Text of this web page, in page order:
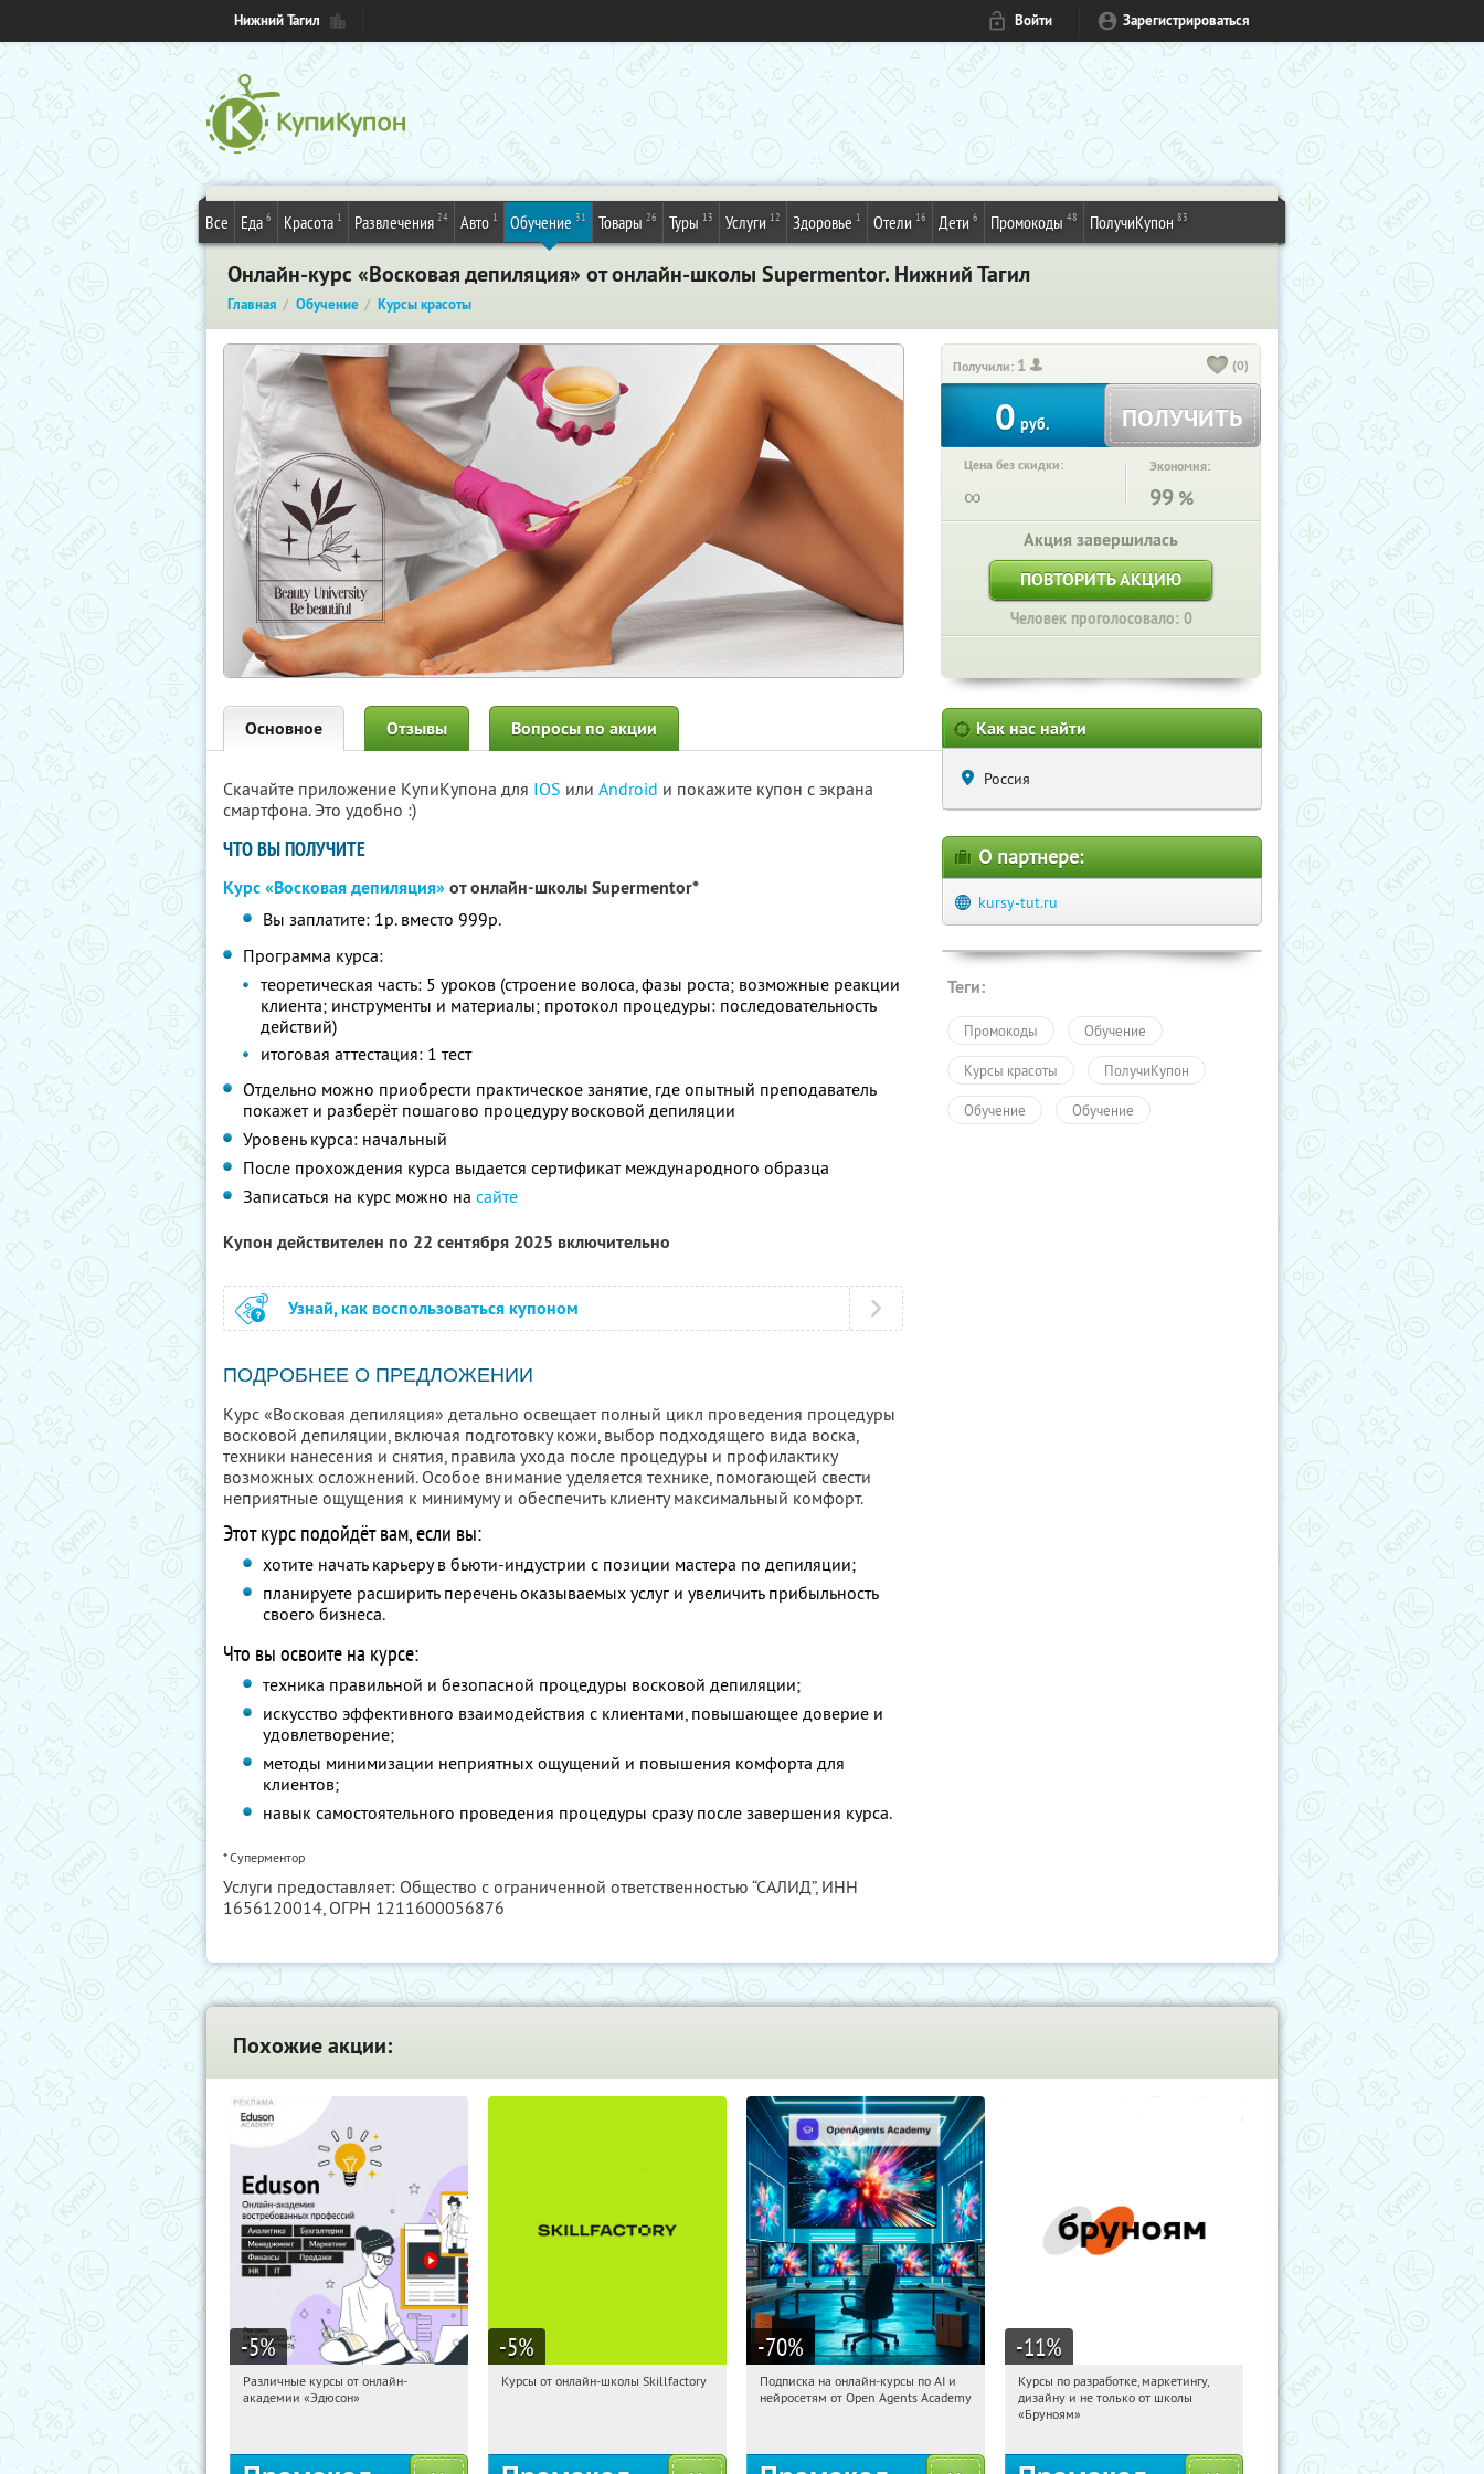
Нижний Тагил Войти Зарегистрироваться
Все Еда 6 Красота 1 Развлечения 24 Авто 1 Обучение 31 Товары 26 Туры 13 Услуги 12 Здоровье 1 Отели 16 Дети 6 Промокоды 48 ПолучиКупон 83
Онлайн-курс «Восковая депиляция» от онлайн-школы Supermentor. Нижний Тагил
Главная Обучение Курсы красоты
Получили: 1 (0)
0 руб. ПОЛУЧИТЬ
Цена без скидки:
∞
Экономия:
99 %
Акция завершилась
ПОВТОРИТЬ АКЦИЮ
Человек проголосовало: 0
Основное Отзывы Вопросы по акции
Скачайте приложение КупиКупона для IOS или Android и покажите купон с экрана
смартфона. Это удобно :)
ЧТО ВЫ ПОЛУЧИТЕ
Курс «Восковая депиляция»от онлайн-школы Supermentor*
Вы заплатите: 1р. вместо 999р.
Программа курса:
теоретическая часть: 5 уроков (строение волоса, фазы роста; возможные реакции
клиента; инструменты и материалы; протокол процедуры: последовательность
действий)
итоговая аттестация: 1 тест
Отдельно можно приобрести практическое занятие, где опытный преподаватель
покажет и разберёт пошагово процедуру восковой депиляции
Уровень курса: начальный
После прохождения курса выдается сертификат международного образца
Записаться на курс можно на сайте
Купон действителен по 22 сентября 2025 включительно
Узнай, как воспользоваться купоном
ПОДРОБНЕЕ О ПРЕДЛОЖЕНИИ
Курс «Восковая депиляция» детально освещает полный цикл проведения процедуры
восковой депиляции, включая подготовку кожи, выбор подходящего вида воска,
техники нанесения и снятия, правила ухода после процедуры и профилактику
возможных осложнений. Особое внимание уделяется технике, помогающей свести
неприятные ощущения к минимуму и обеспечить клиенту максимальный комфорт.
Этот курс подойдёт вам, если вы:
хотите начать карьеру в бьюти-индустрии с позиции мастера по депиляции;
планируете расширить перечень оказываемых услуг и увеличить прибыльность
своего бизнеса.
Что вы освоите на курсе:
техника правильной и безопасной процедуры восковой депиляции;
искусство эффективного взаимодействия с клиентами, повышающее доверие и
удовлетворение;
методы минимизации неприятных ощущений и повышения комфорта для
клиентов;
навык самостоятельного проведения процедуры сразу после завершения курса.
* Суперментор
Услуги предоставляет: Общество с ограниченной ответственностью “САЛИД”, ИНН
1656120014, ОГРН 1211600056876
Как нас найти
Россия
О партнере:
kursy-tut.ru
Теги:
Промокоды Обучение
Курсы красоты ПолучиКупон
Обучение Обучение
Похожие акции:
-5%
07:23:23 Получили:
Различные курсы от онлайн-
академии «Эдюсон»
-5%
07:23:23
Получи первым!
Курсы от онлайн-школы Skillfactory
-70%
07:23:23 Получили:
Подписка на онлайн-курсы по AI и
нейросетям от Open Agents Academy
-11%
07:23:23
Получи первым!
Россия
Курсы по разработке, маркетингу,
дизайну и не только от школы
«Бруноям»